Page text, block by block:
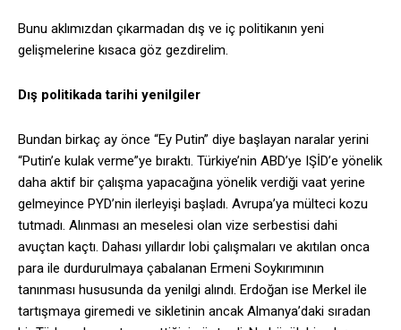
Bunu aklımızdan çıkarmadan dış ve iç politikanın yeni
gelişmelerine kısaca göz gezdirelim.
Dış politikada tarihi yenilgiler
Bundan birkaç ay önce “Ey Putin” diye başlayan naralar yerini
“Putin’e kulak verme”ye bıraktı. Türkiye’nin ABD’ye IŞİD’e yönelik
daha aktif bir çalışma yapacağına yönelik verdiği vaat yerine
gelmeyince PYD’nin ilerleyişi başladı. Avrupa’ya mülteci kozu
tutmadı. Alınması an meselesi olan vize serbestisi dahi
avuçtan kaçtı. Dahası yıllardır lobi çalışmaları ve akıtılan onca
para ile durdurulmaya çabalanan Ermeni Soykırımının
tanınması hususunda da yenilgi alındı. Erdoğan ise Merkel ile
tartışmaya giremedi ve sikletinin ancak Almanya’daki sıradan